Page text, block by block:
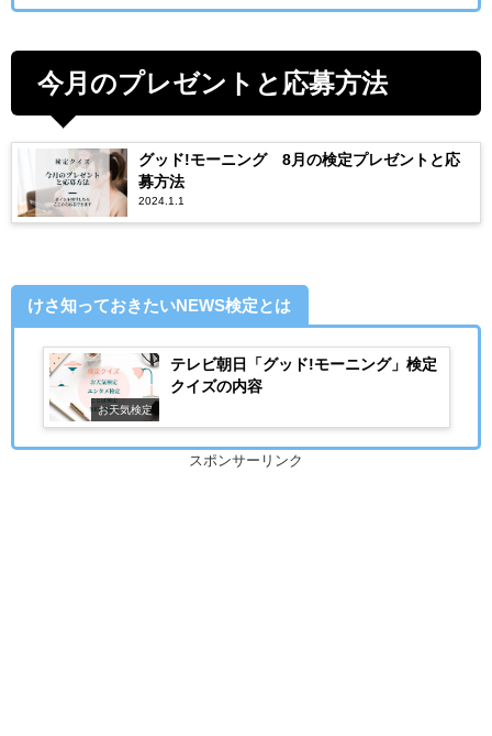
今月のプレゼントと応募方法
グッド!モーニング 8月の検定プレゼントと応
募方法
2024.1.1
けさ知っておきたいNEWS検定とは
お天気検定
テレビ朝日「グッド!モーニング」検定
クイズの内容
スポンサーリンク